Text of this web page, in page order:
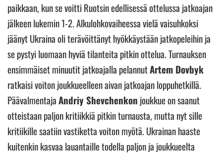
paikkaan, kun se voitti Ruotsin edellisessä ottelussa jatkoajan
jälkeen lukemin 1-2. Alkulohkovaiheessa vielä vaisuhkoksi
jäänyt Ukraina oli terävöittänyt hyökkäystään jatkopeleihin ja
se pystyi luomaan hyviä tilanteita pitkin ottelua. Turnauksen
ensimmäiset minuutit jatkoajalla pelannutArtem Dovbyk
ratkaisi voiton joukkueelleen aivan jatkoajan loppuhetkillä.
PäävalmentajaAndriy Shevchenkon joukkue on saanut
otteistaan paljon kritiikkiä pitkin turnausta, mutta nyt sille
kritiikille saatiin vastiketta voiton myötä. Ukrainan haaste
kuitenkin kasvaa lauantaille todella paljon ja joukkueelta